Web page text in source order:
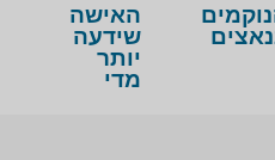
האישה
שידעה
יותר
מדי